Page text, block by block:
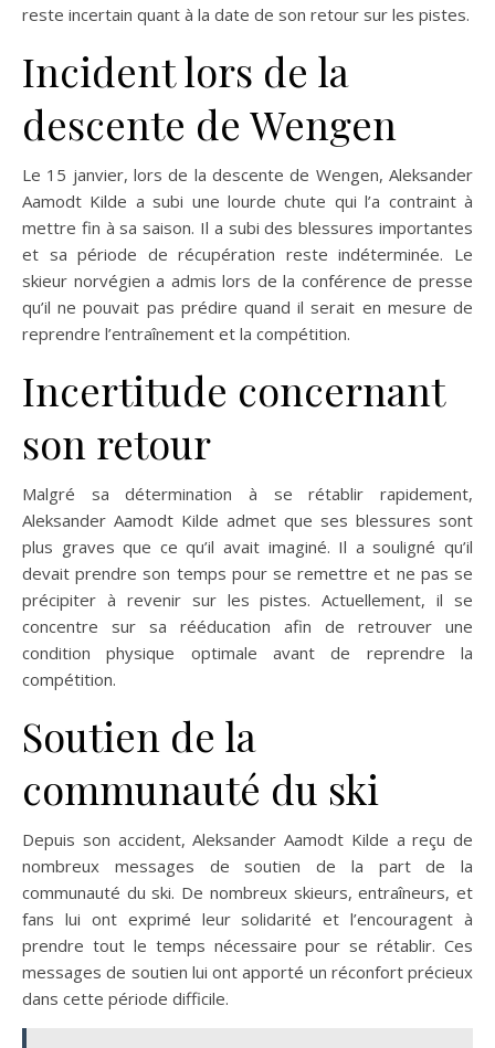
reste incertain quant à la date de son retour sur les pistes.
Incident lors de la
descente de Wengen
Le 15 janvier, lors de la descente de Wengen, Aleksander
Aamodt Kilde a subi une lourde chute qui l’a contraint à
mettre fin à sa saison. Il a subi des blessures importantes
et sa période de récupération reste indéterminée. Le
skieur norvégien a admis lors de la conférence de presse
qu’il ne pouvait pas prédire quand il serait en mesure de
reprendre l’entraînement et la compétition.
Incertitude concernant
son retour
Malgré sa détermination à se rétablir rapidement,
Aleksander Aamodt Kilde admet que ses blessures sont
plus graves que ce qu’il avait imaginé. Il a souligné qu’il
devait prendre son temps pour se remettre et ne pas se
précipiter à revenir sur les pistes. Actuellement, il se
concentre sur sa rééducation afin de retrouver une
condition physique optimale avant de reprendre la
compétition.
Soutien de la
communauté du ski
Depuis son accident, Aleksander Aamodt Kilde a reçu de
nombreux messages de soutien de la part de la
communauté du ski. De nombreux skieurs, entraîneurs, et
fans lui ont exprimé leur solidarité et l’encouragent à
prendre tout le temps nécessaire pour se rétablir. Ces
messages de soutien lui ont apporté un réconfort précieux
dans cette période difficile.